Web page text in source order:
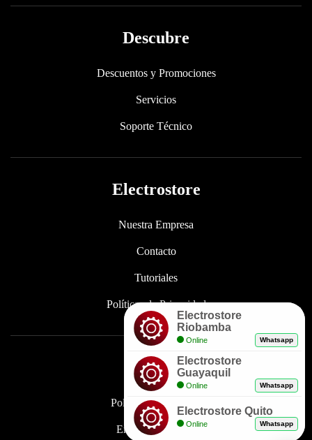
Descubre
Descuentos y Promociones
Servicios
Soporte Técnico
Electrostore
Nuestra Empresa
Contacto
Tutoriales
Políticas de Privacidad
Enlaces
Políticas de Garantía
Envíos y Entregas
Electrostore
Riobamba
Online Whatsapp
Electrostore
Guayaquil
Online Whatsapp
Electrostore Quito
Online Whatsapp